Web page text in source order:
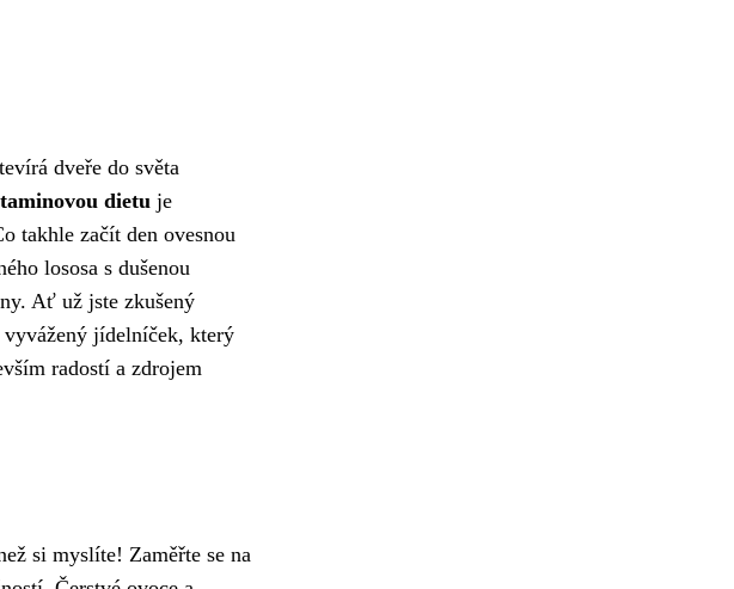
dveře do světa
dietu je
takhle začít den ovesnou
lososa s dušenou
Ať už jste zkušený
vyvážený jídelníček, který
radostí a zdrojem
si myslíte! Zaměřte se na